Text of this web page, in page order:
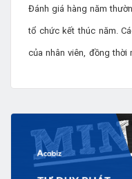
GIÁ CUỐI NĂM
Đánh giá hàng năm
tổ chức kết thúc năm.
của nhân viên, đồng thời
tận dụng để cải thiện
trọng khác cho năm
thảo luận về đánh giá